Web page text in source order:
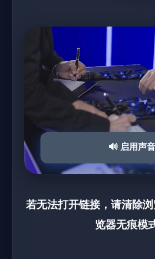
🔊 启用声音
若无法打开链接，请清除
览器无痕模